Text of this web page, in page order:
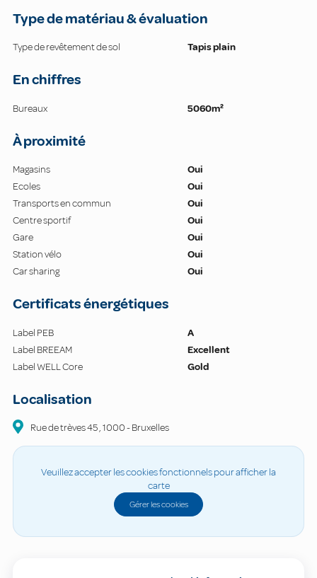
Type de matériau & évaluation
Type de revêtement de sol Tapis plain
En chiffres
Bureaux 5060m²
À proximité
Magasins
Oui
Ecoles
Oui
Transports en commun
Oui
Centre sportif
Oui
Gare
Oui
Station vélo
Oui
Car sharing
Oui
Certificats énergétiques
Label PEB
A
Label BREEAM
Excellent
Label WELL Core
Gold
Localisation
Rue de trèves45,1000-Bruxelles
Veuillez accepter les cookies fonctionnels pour afficher la
carte
Gérer les cookies